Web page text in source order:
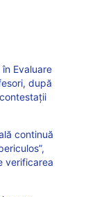
Evaluare
după
continuă
verificarea